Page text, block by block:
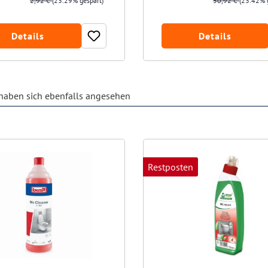
Details Details
sich ebenfalls angesehen
Restposten